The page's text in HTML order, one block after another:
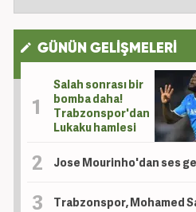
GÜNÜN GELİŞMELERİ
Salah sonrası bir
bomba daha!
Trabzonspor'dan
Lukaku hamlesi